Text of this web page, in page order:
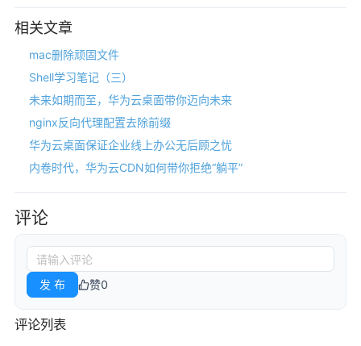
相关文章
mac删除顽固文件
Shell学习笔记（三）
未来如期而至，华为云桌面带你迈向未来
nginx反向代理配置去除前缀
华为云桌面保证企业线上办公无后顾之忧
内卷时代，华为云CDN如何带你拒绝“躺平”
评论
发 布 赞0
评论列表